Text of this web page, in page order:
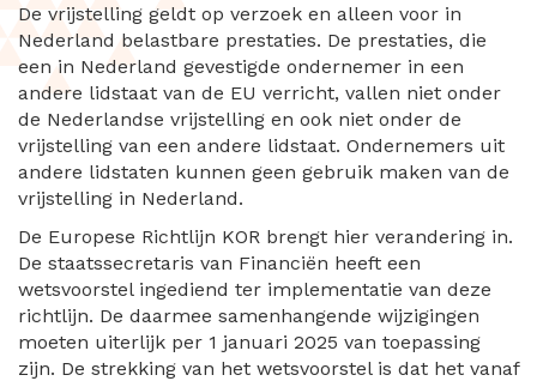
De vrijstelling geldt op verzoek en alleen voor in
Nederland belastbare prestaties. De prestaties, die
een in Nederland gevestigde ondernemer in een
andere lidstaat van de EU verricht, vallen niet onder
de Nederlandse vrijstelling en ook niet onder de
vrijstelling van een andere lidstaat. Ondernemers uit
andere lidstaten kunnen geen gebruik maken van de
vrijstelling in Nederland.
De Europese Richtlijn KOR brengt hier verandering in.
De staatssecretaris van Financiën heeft een
wetsvoorstel ingediend ter implementatie van deze
richtlijn. De daarmee samenhangende wijzigingen
moeten uiterlijk per 1 januari 2025 van toepassing
zijn. De strekking van het wetsvoorstel is dat het vanaf